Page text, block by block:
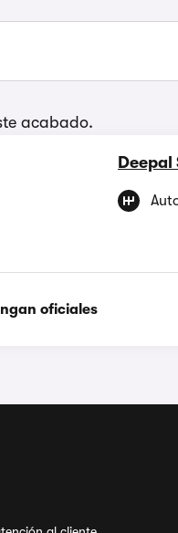
acabado.
Deepal
oficiales